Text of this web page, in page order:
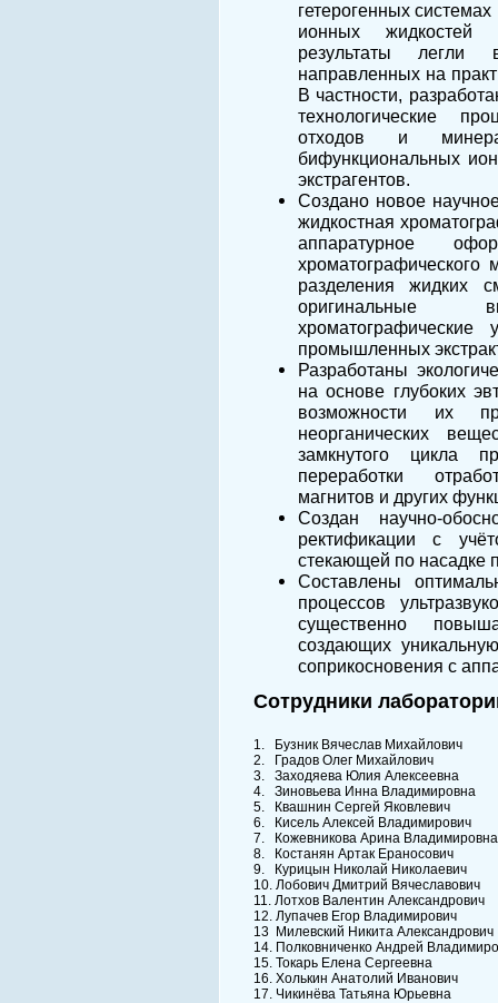
гетерогенных
ионных жидкостей
результаты легли
направленных на
В частности,
технологические
отходов и
бифункциональных
экстрагентов.
Создано новое
жидкостная
аппаратурное
разделения жидких
оригинальные
промышленных
Разработаны
на основе глубоких
возможности их
неорганических
замкнутого цикла
переработки
магнитов и других
Создан научно-
ректификации с
стекающей по насадке
Составлены
процессов
существенно
создающих
соприкосновения с
Сотрудники
1. Бузник Вячеслав Михайлович
2. Градов Олег Михайлович
3. Заходяева Юлия Алексеевна
4. Зиновьева Инна Владимировна
5. Квашнин Сергей Яковлевич
6. Кисель Алексей Владимирович
7. Кожевникова Арина Владимировна
8. Костанян Артак Ераносович
9. Курицын Николай Николаевич
10. Лобович Дмитрий Вячеславович
11. Лотхов Валентин Александрович
12. Лупачев Егор Владимирович
13 Милевский Никита Александрович
14. Полковниченко Андрей
15. Токарь Елена Сергеевна
16. Холькин Анатолий Иванович
17. Чикинёва Татьяна Юрьевна